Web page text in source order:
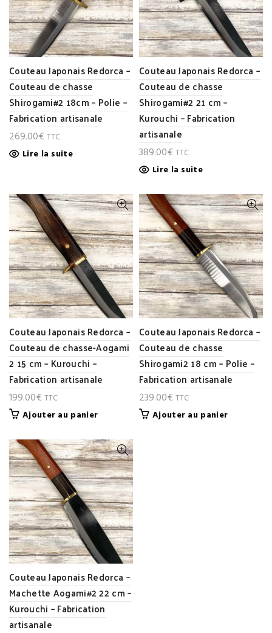
Couteau Japonais Redorca –
Couteau de chasse
Shirogami#2 18cm – Polie –
Fabrication artisanale
269.00€ TTC
Lire la suite
Couteau Japonais Redorca –
Couteau de chasse
Shirogami#2 21 cm –
Kurouchi – Fabrication
artisanale
389.00€ TTC
Lire la suite
Couteau Japonais Redorca –
Couteau de chasse-Aogami
2 15 cm – Kurouchi –
Fabrication artisanale
199.00€ TTC
Ajouter au panier
Couteau Japonais Redorca –
Couteau de chasse
Shirogami2 18 cm – Polie –
Fabrication artisanale
239.00€ TTC
Ajouter au panier
Couteau Japonais Redorca –
Machette Aogami#2 22 cm –
Kurouchi – Fabrication
artisanale